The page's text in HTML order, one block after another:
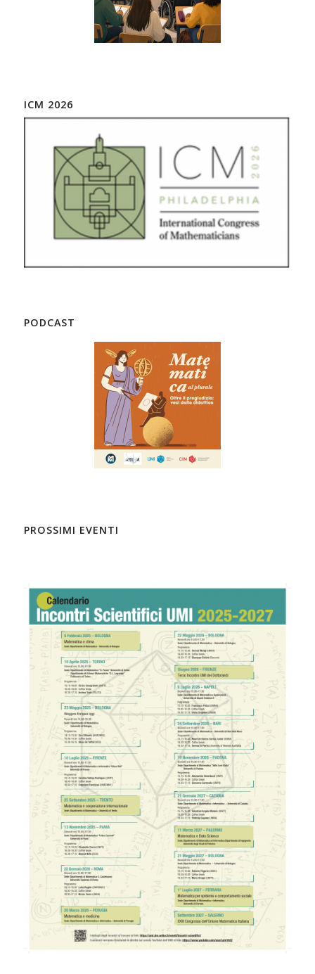
ICM 2026
PODCAST
PROSSIMI EVENTI